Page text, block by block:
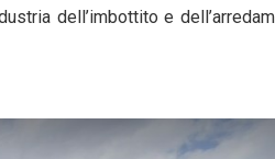
dell’imbottito e